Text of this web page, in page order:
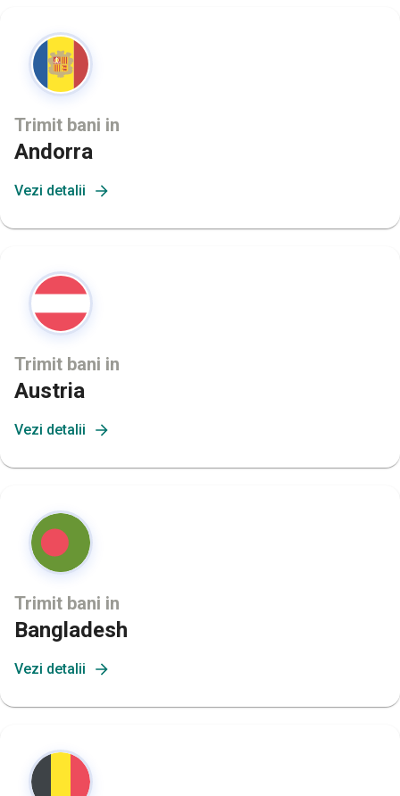
Trimit bani in
Andorra
Vezi detalii
Trimit bani in
Austria
Vezi detalii
Trimit bani in
Bangladesh
Vezi detalii